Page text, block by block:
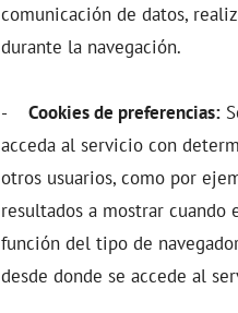
comunicación de datos,
durante la navegación.
- Cookies de preferencias:
acceda al servicio con
otros usuarios, como por
resultados a mostrar
función del tipo de
desde donde se accede al